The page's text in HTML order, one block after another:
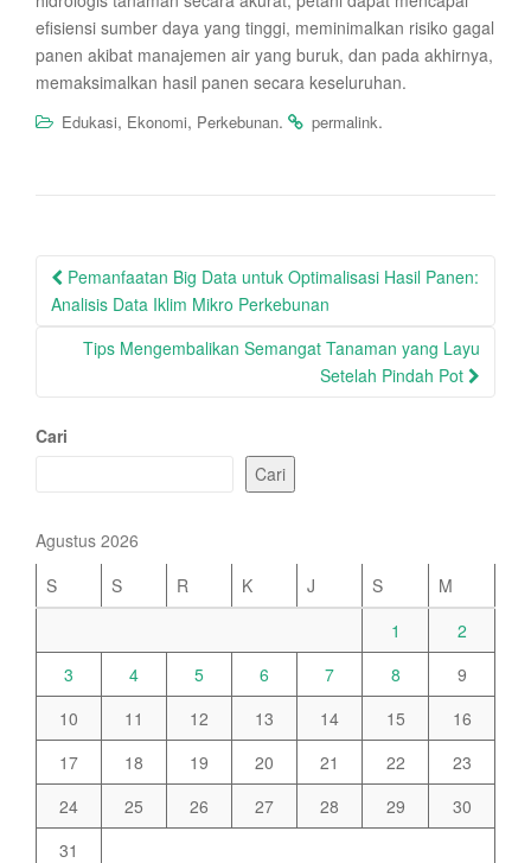
efisiensi sumber daya yang tinggi, meminimalkan risiko gagal
panen akibat manajemen air yang buruk, dan pada akhirnya,
memaksimalkan hasil panen secara keseluruhan.
Edukasi, Ekonomi, Perkebunan. permalink.
Post
navigation
Pemanfaatan Big Data untuk Optimalisasi Hasil Panen:
Analisis Data Iklim Mikro Perkebunan
Tips Mengembalikan Semangat Tanaman yang Layu
Setelah Pindah Pot
Cari
Cari
Agustus 2026
S
S R K J S
M
1
2
3
4 5 6 7 8
9
10
11 12 13 14 15
16
17
18 19 20 21 22
23
24
25 26 27 28 29
30
31